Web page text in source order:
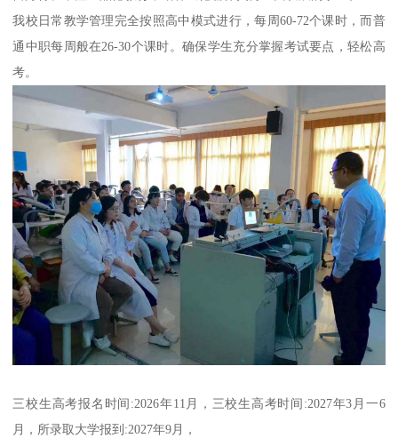
我校日常教学管理完全按照高中模式进行，每周60-72个课时，而普
通中职每周般在26-30个课时。确保学生充分掌握考试要点，轻松高
考。
三校生高考报名时间:2026年11月，三校生高考时间:2027年3月一6
月，所录取大学报到:2027年9月，